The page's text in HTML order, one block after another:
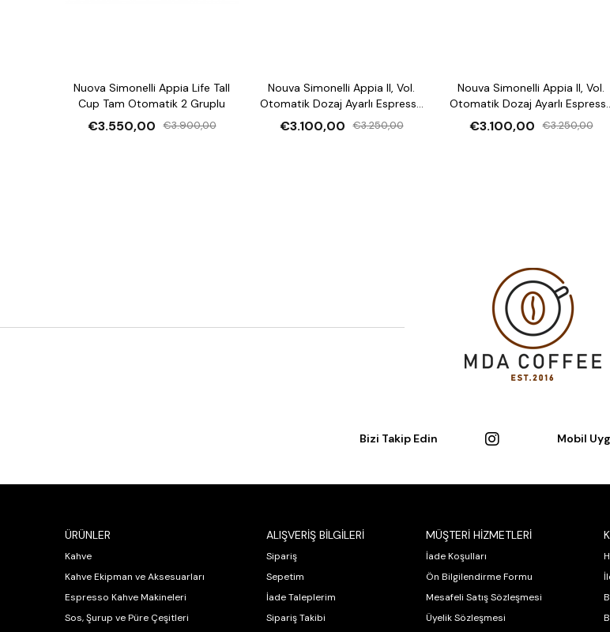
Nuova Simonelli Appia Life Tall
Cup Tam Otomatik 2 Gruplu
€3.550,00 €3.900,00
Nouva Simonelli Appia II, Vol.
Otomatik Dozaj Ayarlı Espresso
Kahve Makinesi
€3.100,00 €3.250,00
Nouva Simonelli Appia II, Vol.
Otomatik Dozaj Ayarlı
Kahve Makinesi
€3.100,00 €3.250,00
Bizi Takip Edin Mobil
ÜRÜNLER
Kahve
Kahve Ekipman ve Aksesuarları
Espresso Kahve Makineleri
Sos, Şurup ve Püre Çeşitleri
ALIŞVERİŞ BİLGİLERİ
Sipariş
Sepetim
İade Taleplerim
Sipariş Takibi
MÜŞTERİ HİZMETLERİ
İade Koşulları
Ön Bilgilendirme Formu
Mesafeli Satış Sözleşmesi
Üyelik Sözleşmesi